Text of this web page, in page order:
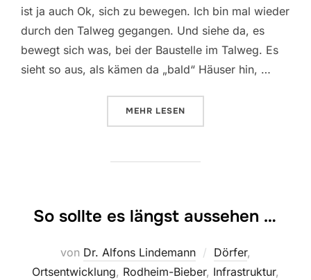
ist ja auch Ok, sich zu bewegen. Ich bin mal wieder
durch den Talweg gegangen. Und siehe da, es
bewegt sich was, bei der Baustelle im Talweg. Es
sieht so aus, als kämen da „bald“ Häuser hin, …
MEHR ÜBER „BAUSTELLE IM TALWEG“
LESEN
So sollte es längst aussehen …
von Dr. Alfons Lindemann Dörfer,
Ortsentwicklung, Rodheim-Bieber, Infrastruktur,